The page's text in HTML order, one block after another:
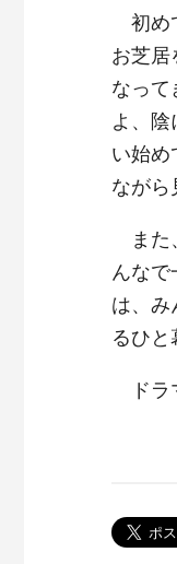
初め
お芝居
なって
よ、
い始め
ながら
また
んなで
は、み
るひと
ドラ